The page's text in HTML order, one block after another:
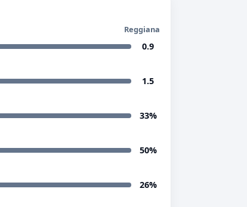
Reggiana
0.9
1.5
33%
50%
26%